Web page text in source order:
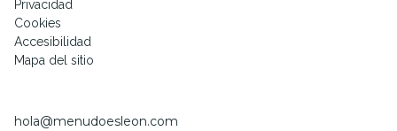
Privacidad
Cookies
Accesibilidad
Mapa del sitio
hola@menudoesleon.com